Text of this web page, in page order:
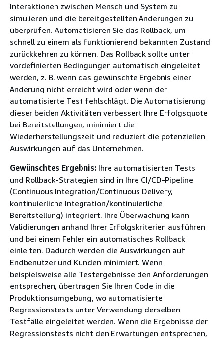
Interaktionen zwischen Mensch und System zu
simulieren und die bereitgestellten Änderungen zu
überprüfen. Automatisieren Sie das Rollback, um
schnell zu einem als funktionierend bekannten Zustand
zurückkehren zu können. Das Rollback sollte unter
vordefinierten Bedingungen automatisch eingeleitet
werden, z. B. wenn das gewünschte Ergebnis einer
Änderung nicht erreicht wird oder wenn der
automatisierte Test fehlschlägt. Die Automatisierung
dieser beiden Aktivitäten verbessert Ihre Erfolgsquote
bei Bereitstellungen, minimiert die
Wiederherstellungszeit und reduziert die potenziellen
Auswirkungen auf das Unternehmen.
Gewünschtes Ergebnis: Ihre automatisierten Tests
und Rollback-Strategien sind in Ihre CI/CD-Pipeline
(Continuous Integration/Continuous Delivery,
kontinuierliche Integration/kontinuierliche
Bereitstellung) integriert. Ihre Überwachung kann
Validierungen anhand Ihrer Erfolgskriterien ausführen
und bei einem Fehler ein automatisches Rollback
einleiten. Dadurch werden die Auswirkungen auf
Endbenutzer und Kunden minimiert. Wenn
beispielsweise alle Testergebnisse den Anforderungen
entsprechen, übertragen Sie Ihren Code in die
Produktionsumgebung, wo automatisierte
Regressionstests unter Verwendung derselben
Testfälle eingeleitet werden. Wenn die Ergebnisse der
Regressionstests nicht den Erwartungen entsprechen,